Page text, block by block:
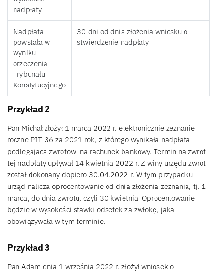
nadpłaty
Nadpłata
powstała w
wyniku
orzeczenia
Trybunału
Konstytucyjnego
30 dni od dnia złożenia wniosku o
stwierdzenie nadpłaty
Przykład 2
Pan Michał złożył 1 marca 2022 r. elektronicznie zeznanie
roczne PIT-36 za 2021 rok, z którego wynikała nadpłata
podlegajaca zwrotowi na rachunek bankowy. Termin na zwrot
tej nadpłaty upływał 14 kwietnia 2022 r. Z winy urzędu zwrot
został dokonany dopiero 30.04.2022 r. W tym przypadku
urząd nalicza oprocentowanie od dnia złożenia zeznania, tj. 1
marca, do dnia zwrotu, czyli 30 kwietnia. Oprocentowanie
będzie w wysokości stawki odsetek za zwłokę, jaka
obowiązywała w tym terminie.
Przykład 3
Pan Adam dnia 1 września 2022 r. złożył wniosek o